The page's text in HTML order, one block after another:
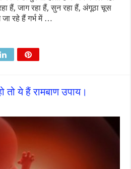
हैं, जाग रहा हैं, सुन रहा हैं, अंगूठा चूस
रहे हैं गर्भ में …
तो ये हैं रामबाण उपाय।